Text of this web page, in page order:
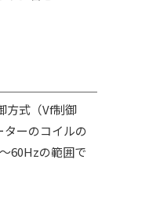
方式（Vf制御
ーのコイルの
60Hzの範囲で